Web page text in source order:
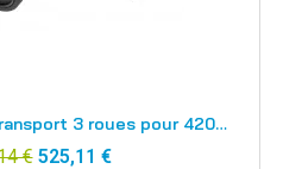
Duplex Chariot de transport 3 roues pour 420/420 ST
€ 525,11 €